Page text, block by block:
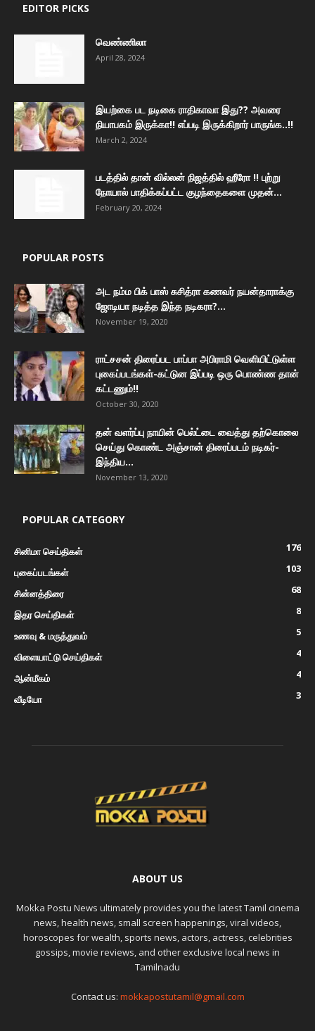
EDITOR PICKS
வெண்ணிலா
April 28, 2024
இயற்கை பட நடிகை ராதிகாவா இது?? அவரை
நியாபகம் இருக்கா!! எப்படி இருக்கிறார் பாருங்க..!!
March 2, 2024
படத்தில் தான் வில்லன் நிஜத்தில் ஹீரோ !! புற்று
நோயால் பாதிக்கப்பட்ட குழந்தைகளை முதன்...
February 20, 2024
POPULAR POSTS
அட நம்ம பிக் பாஸ் சுசித்ரா கணவர் நயன்தாராக்கு
ஜோடியா நடித்த இந்த நடிகரா?...
November 19, 2020
ராட்சசன் திரைப்பட பாப்பா அபிராமி வெளியிட்டுள்ள
புகைப்படங்கள்-கட்டுன இப்படி ஒரு பொண்ண தான்
கட்டணும்!!
October 30, 2020
தன் வளர்ப்பு நாயின் பெல்ட்டை வைத்து தற்கொலை
செய்து கொண்ட அஞ்சான் திரைப்படம் நடிகர்-
இந்திய...
November 13, 2020
POPULAR CATEGORY
சினிமா செய்திகள்
176
புகைப்படங்கள்
103
சின்னத்திரை
68
இதர செய்திகள்
8
உணவு & மருத்துவம்
5
விளையாட்டு செய்திகள்
4
ஆன்மீகம்
4
வீடியோ
3
ABOUT US
Mokka Postu News ultimately provides you the latest Tamil cinema
news, health news, small screen happenings, viral videos,
horoscopes for wealth, sports news, actors, actress, celebrities
gossips, movie reviews, and other exclusive local news in
Tamilnadu
Contact us: mokkapostutamil@gmail.com